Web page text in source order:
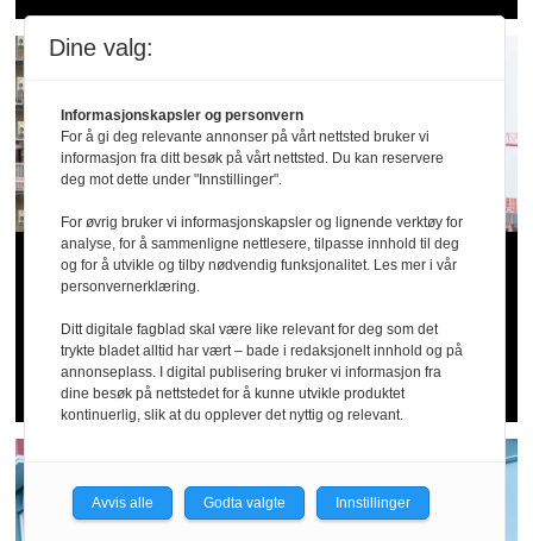
20 alvorlige fall­
ulykker siden april: –
Dette er for høye tall
Dine valg:
Informasjonskapsler og personvern
For å gi deg relevante annonser på vårt nettsted bruker vi
informasjon fra ditt besøk på vårt nettsted. Du kan reservere
deg mot dette under "Innstillinger".
For øvrig bruker vi informasjonskapsler og lignende verktøy for
analyse, for å sammenligne nettlesere, tilpasse innhold til deg
og for å utvikle og tilby nødvendig funksjonalitet. Les mer i vår
personvernerklæring.
Ditt digitale fagblad skal være like relevant for deg som det
trykte bladet alltid har vært – bade i redaksjonelt innhold og på
annonseplass. I digital publisering bruker vi informasjon fra
dine besøk på nettstedet for å kunne utvikle produktet
kontinuerlig, slik at du opplever det nyttig og relevant.
Avvis alle Godta valgte Innstillinger